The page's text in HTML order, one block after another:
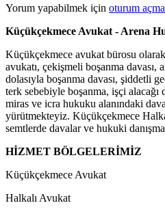
Yorum yapabilmek için oturum
Küçükçekmece Avukat - Arena
Küçükçekmece avukat bürosu
avukatı, çekişmeli boşanma davası,
dolasıyla boşanma davası, şiddetli
terk sebebiyle boşanma, işçi
miras ve icra hukuku alanındaki
yürütmekteyiz. Küçükçekmece
semtlerde davalar ve hukuki
HİZMET BÖLGELERİMİZ
Küçükçekmece Avukat
Halkalı Avukat